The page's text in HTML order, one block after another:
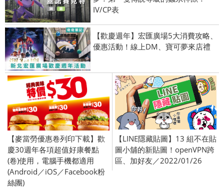
IV/CP表
【歡慶週年】宏匯廣場5大消費攻略、
優惠活動！線上DM、寶可夢來店禮
【麥當勞優惠卷列印下載】歡
慶30週年各項超值好康餐點
(卷)使用，電腦手機都適用
(Android／iOS／Facebook粉
絲團)
【LINE隱藏貼圖】13 組不在貼
圖小舖的新貼圖！openVPN跨
區、加好友／2022/01/26